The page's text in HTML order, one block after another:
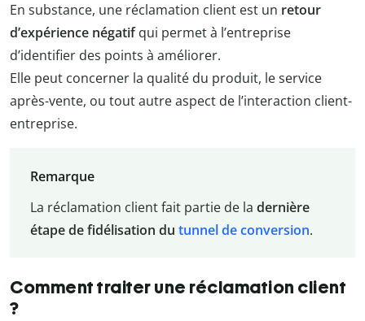
En substance, une réclamation client est un retour
d’expérience négatifqui permet à l’entreprise
d’identifier des points à améliorer.
Elle peut concerner la qualité du produit, le service
après-vente, ou tout autre aspect de l’interaction client-
entreprise.
Remarque
La réclamation client fait partie de la dernière
étape de fidélisation du tunnel de conversion.
Comment traiter une réclamation client
?